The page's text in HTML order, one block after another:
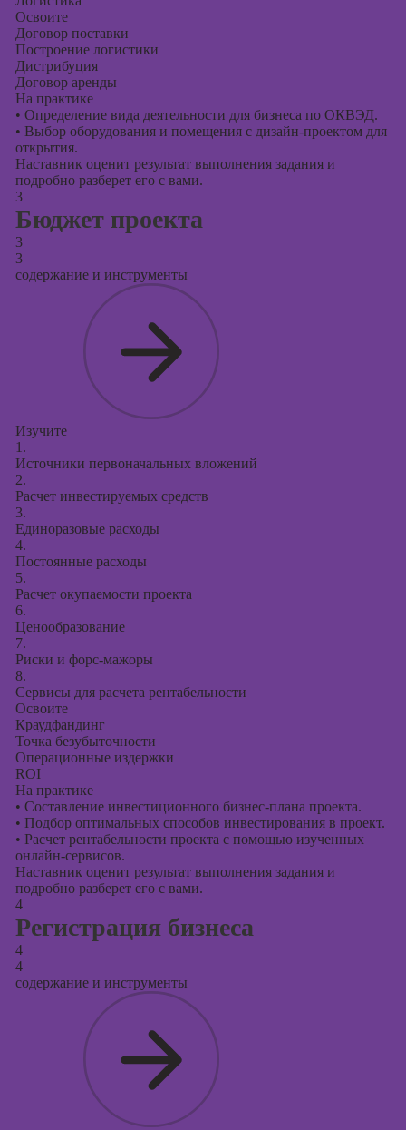
Освоите
Договор поставки
Построение логистики
Дистрибуция
Договор аренды
На практике
• Определение вида деятельности для бизнеса по ОКВЭД.
• Выбор оборудования и помещения с дизайн-проектом для
открытия.
Наставник оценит результат выполнения задания и
подробно разберет его с вами.
3
Бюджет проекта
3
3
содержание и инструменты
Изучите
1.
Источники первоначальных вложений
2.
Расчет инвестируемых средств
3.
Единоразовые расходы
4.
Постоянные расходы
5.
Расчет окупаемости проекта
6.
Ценообразование
7.
Риски и форс-мажоры
8.
Сервисы для расчета рентабельности
Освоите
Краудфандинг
Точка безубыточности
Операционные издержки
ROI
На практике
• Составление инвестиционного бизнес-плана проекта.
• Подбор оптимальных способов инвестирования в проект.
• Расчет рентабельности проекта с помощью изученных
онлайн-сервисов.
Наставник оценит результат выполнения задания и
подробно разберет его с вами.
4
Регистрация бизнеса
4
4
содержание и инструменты